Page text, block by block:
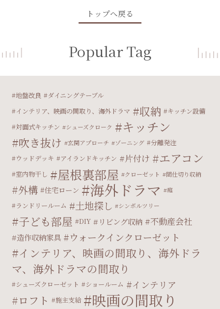
トップへ戻る
Popular Tag
地盤改良
ダイニングテーブル
インテリア、映画の間取り、海外ドラマ
収納
キッチン設備
対面式キッチン
シューズクローク キッチン
吹き抜け 玄関アプローチ ゾーニング
分離発注
ウッドデッキ
アイランドキッチン 片付け エアコン
室内物干し 屋根裏部屋 クローゼット 間仕切り収納
外構 住宅ローン 海外ドラマ 庭
ランドリールーム 土地探し シンボルツリー
子ども部屋 DIY リビング収納 不動産会社
造作収納家具 ウォークインクローゼット
インテリア、映画の間取り、海外ドラ
マ、海外ドラマの間取り
シューズクローゼット ショールーム インテリア
ロフト 施主支給 映画の間取り